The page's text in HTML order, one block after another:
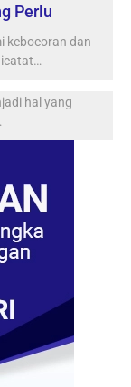
Perlu
kebocoran dan
hal yang